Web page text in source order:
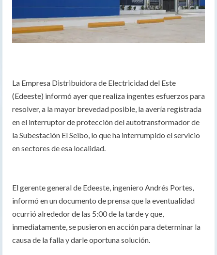
La Empresa Distribuidora de Electricidad del Este
(Edeeste) informó ayer que realiza ingentes esfuerzos para
resolver, a la mayor brevedad posible, la avería registrada
en el interruptor de protección del autotransformador de
la Subestación El Seibo, lo que ha interrumpido el servicio
en sectores de esa localidad.
El gerente general de Edeeste, ingeniero Andrés Portes,
informó en un documento de prensa que la eventualidad
ocurrió alrededor de las 5:00 de la tarde y que,
inmediatamente, se pusieron en acción para determinar la
causa de la falla y darle oportuna solución.